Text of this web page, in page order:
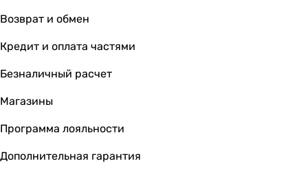
Возврат и обмен
Кредит и оплата частями
Безналичный расчет
Магазины
Программа лояльности
Дополнительная гарантия